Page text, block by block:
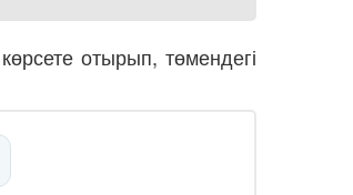
отырып, төмендегі